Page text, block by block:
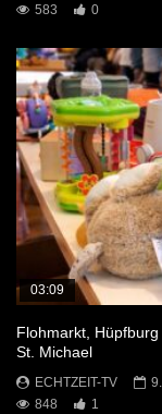
583
0
03:09
Flohmarkt,
St. Michael
ECHTZEIT-TV
848
1